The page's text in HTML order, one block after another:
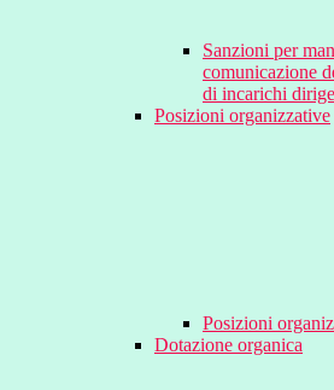
Sanzioni per
comunicazione
di incarichi
Posizioni organizzative
Posizioni
Dotazione organica